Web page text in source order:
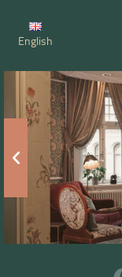
English